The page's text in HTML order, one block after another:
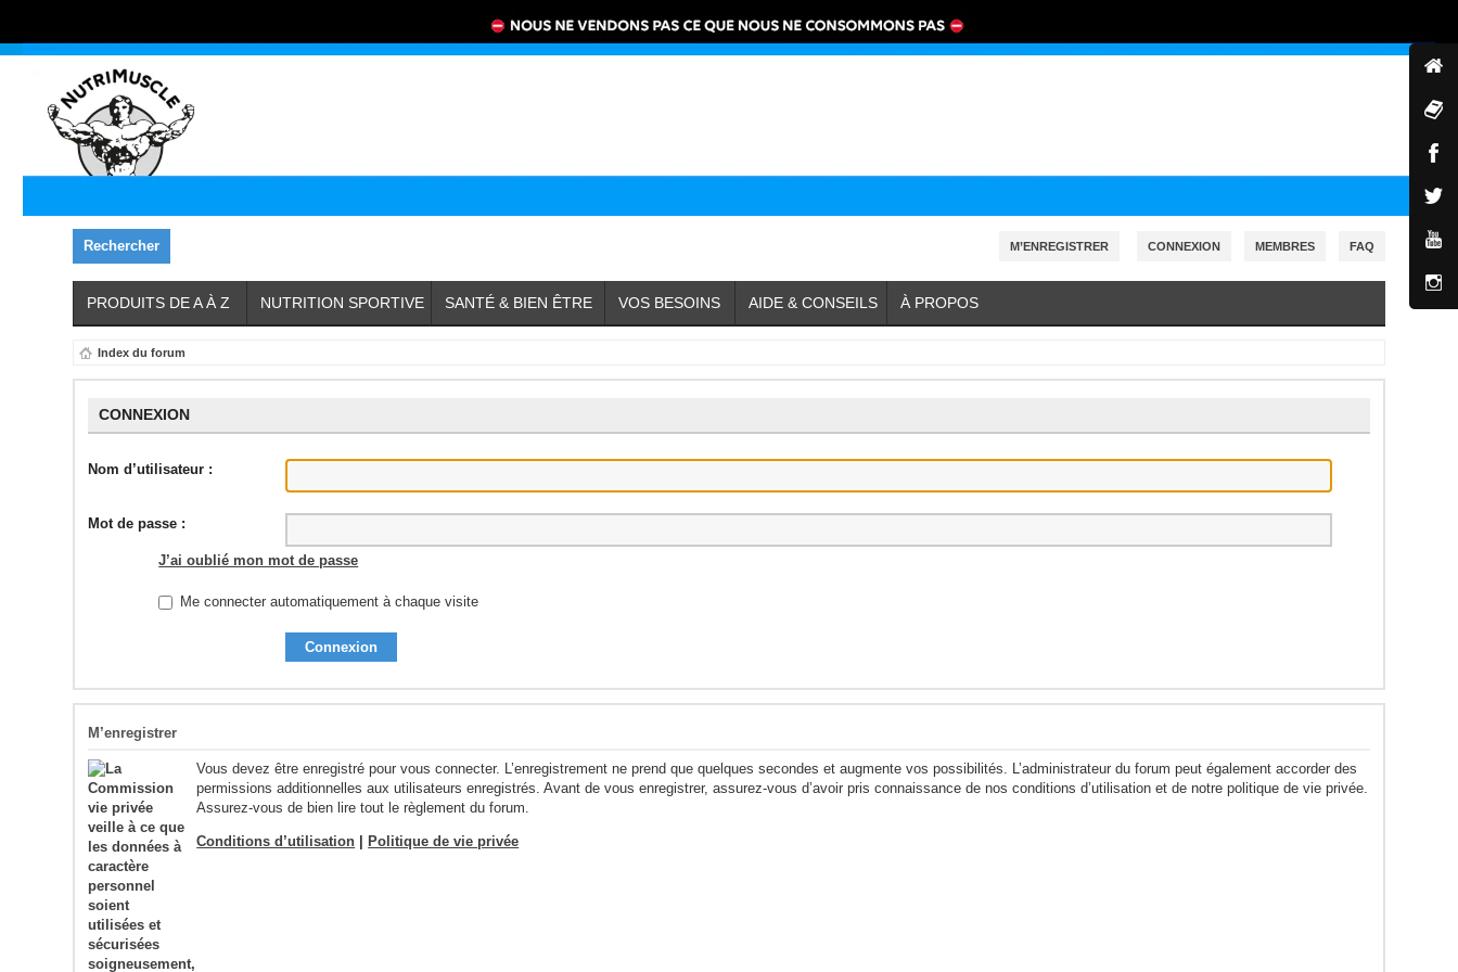
M’ENREGISTRER CONNEXION MEMBRES FAQ
Rechercher
PRODUITS DE A À Z NUTRITION SPORTIVE SANTÉ & BIEN ÊTRE VOS BESOINS AIDE & CONSEILS À PROPOS
Index du forum
CONNEXION
Nom d’utilisateur :
Mot de passe :
J’ai oublié mon mot de passe
Me connecter automatiquement à chaque visite
M’enregistrer
Vous devez être enregistré pour vous connecter. L’enregistrement ne prend que quelques secondes et augmente vos possibilités. L’administrateur du forum peut également accorder des
permissions additionnelles aux utilisateurs enregistrés. Avant de vous enregistrer, assurez-vous d’avoir pris connaissance de nos conditions d’utilisation et de notre politique de vie privée.
Assurez-vous de bien lire tout le règlement du forum.
Conditions d’utilisation Politique de vie privée